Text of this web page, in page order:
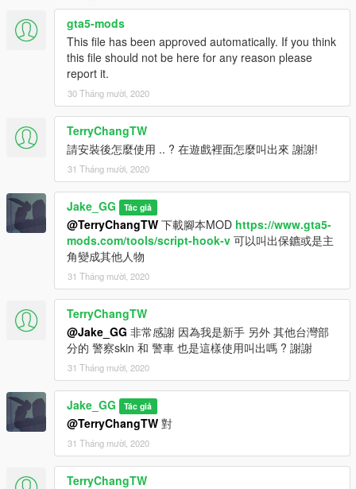
gta5-mods
This file has been approved automatically. If you think
this file should not be here for any reason please
report it.
30 Tháng mười, 2020
TerryChangTW
請安裝後怎麼使用 .. ? 在遊戲裡面怎麼叫出來 謝謝!
31 Tháng mười, 2020
Jake_GG Tác giả
@TerryChangTW 下載腳本MOD https://www.gta5-
mods.com/tools/script-hook-v 可以叫出保鑣或是主
角變成其他人物
31 Tháng mười, 2020
TerryChangTW
@Jake_GG 非常感謝 因為我是新手 另外 其他台灣部
分的 警察skin 和 警車 也是這樣使用叫出嗎 ? 謝謝
31 Tháng mười, 2020
Jake_GG Tác giả
@TerryChangTW 對
31 Tháng mười, 2020
TerryChangTW